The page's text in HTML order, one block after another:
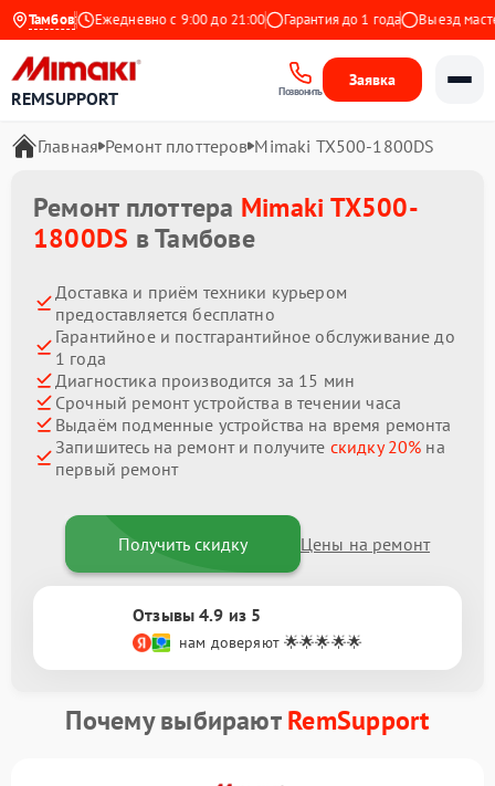
Тамбов
Яндекс Ежедневно с 9:00 до 21:00 Гарантия до 1 года Выезд
REMSUPPORT Позвонить
Заявка
Главная Ремонт плоттеров Mimaki TX500-1800DS
Ремонт плоттера Mimaki TX500-
1800DS в Тамбове
Доставка и приём техники курьером
предоставляется бесплатно
Гарантийное и постгарантийное обслуживание до
1 года
Диагностика производится за 15 мин
Срочный ремонт устройства в течении часа
Выдаём подменные устройства на время ремонта
Запишитесь на ремонт и получите скидку 20% на
первый ремонт
Получить скидку Цены на ремонт
Отзывы 4.9 из 5
нам доверяют 🌟🌟🌟🌟🌟
Почему выбираютRemSupport